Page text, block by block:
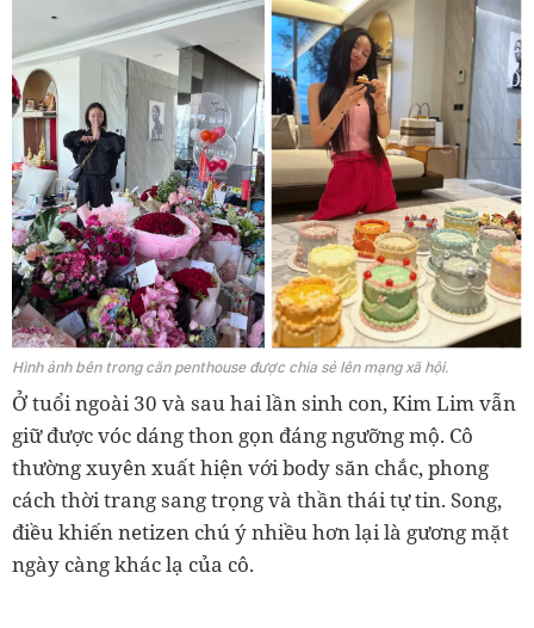
Hình ảnh bên trong căn penthouse được chia sẻ lên mạng xã hội.
Ở tuổi ngoài 30 và sau hai lần sinh con, Kim Lim vẫn
giữ được vóc dáng thon gọn đáng ngưỡng mộ. Cô
thường xuyên xuất hiện với body săn chắc, phong
cách thời trang sang trọng và thần thái tự tin. Song,
điều khiến netizen chú ý nhiều hơn lại là gương mặt
ngày càng khác lạ của cô.